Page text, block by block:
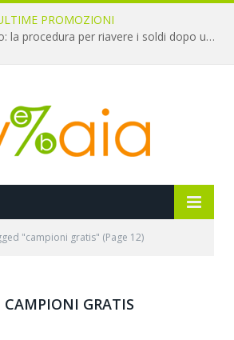
PROMOZIONI
Chargeback bancario: la procedura per riavere i soldi dopo una truffa online
"campioni gratis" (Page 12)
CAMPIONI GRATIS